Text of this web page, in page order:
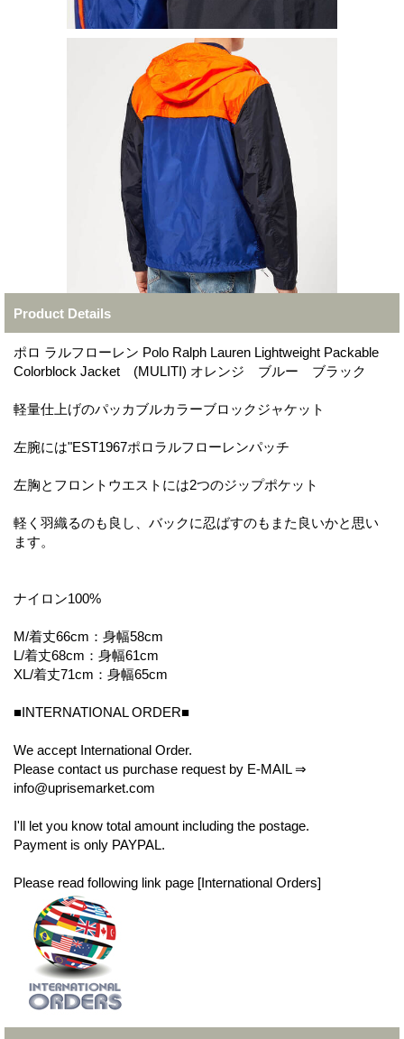
Product Details
ポロ ラルフローレン Polo Ralph Lauren Lightweight Packable
Colorblock Jacket (MULITI) オレンジ ブルー ブラック
軽量仕上げのパッカブルカラーブロックジャケット
左腕には"EST1967ポロラルフローレンパッチ
左胸とフロントウエストには2つのジップポケット
軽く羽織るのも良し、バックに忍ばすのもまた良いかと思い
ます。
ナイロン100%
M/着丈66cm：身幅58cm
L/着丈68cm：身幅61cm
XL/着丈71cm：身幅65cm
■INTERNATIONAL ORDER■
We accept International Order.
Please contact us purchase request by E-MAIL ⇒
info@uprisemarket.com
I'll let you know total amount including the postage.
Payment is only PAYPAL.
Please read following link page [International Orders]